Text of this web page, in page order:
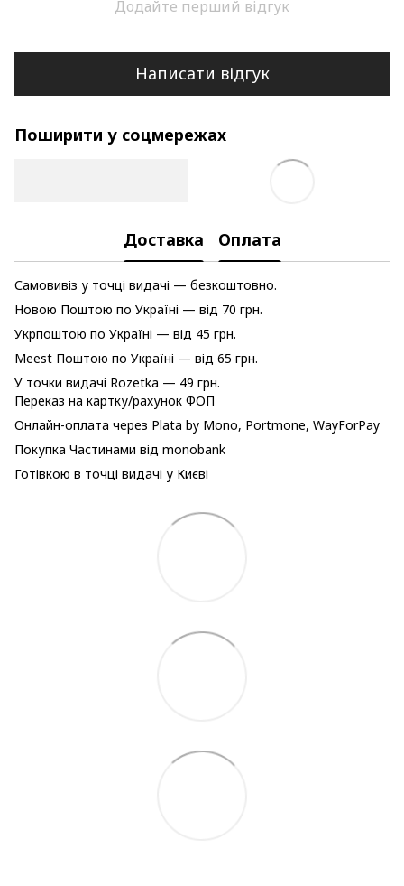
Додайте перший відгук
Написати відгук
Поширити у соцмережах
Доставка Оплата
Самовивіз у точці видачі — безкоштовно.
Новою Поштою по Україні — від 70 грн.
Укрпоштою по Україні — від 45 грн.
Meest Поштою по Україні — від 65 грн.
У точки видачі Rozetka — 49 грн.
Переказ на картку/рахунок ФОП
Онлайн-оплата через Plata by Mono, Portmone, WayForPay
Покупка Частинами від monobank
Готівкою в точці видачі у Києві